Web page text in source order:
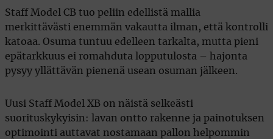
Staff Model CB tuo peliin edellistä mallia
merkittävästi enemmän vakautta ilman, että kontrolli
katoaa. Osuma tuntuu edelleen tarkalta, mutta pieni
epätarkkuus ei romahduta lopputulosta – hajonta
pysyy yllättävän pienenä usean osuman jälkeen.
Uusi Staff Model XB on näistä selkeästi
suorituskykyisin: lavan ontto rakenne ja painotuksen
optimointi auttavat nostamaan pallon helpommin